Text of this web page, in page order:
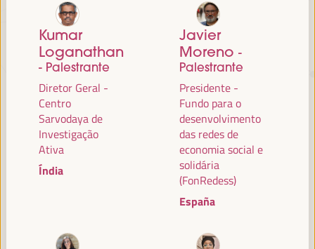
TRANSIÇÃO JUSTA,
FINANCIAMENTO DO
DESENVOLVIMENTO E SOLUÇÕES
TERRITORIAIS, O TEMA DO VI
WFLED
O VI WFLED abordará as prioridades globais no tema da tripla
transição, justiça social, formação para o emprego no território,
gestão pública, parcerias público-privadas e o papel do setor privado e
abordagem de uma nova economia que “cuida” do território, bem
Kumar
Loganathan
- Palestrante
Diretor Geral -
Centro
Sarvodaya de
Investigação
Ativa
Índia
Javier
Moreno -
Palestrante
Presidente -
Fundo para o
desenvolvimento
das redes de
economia social e
solidária
(FonRedess)
España